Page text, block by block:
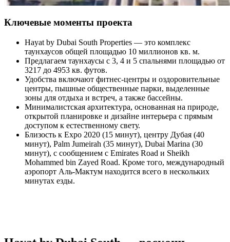
Ключевые моменты проекта
Hayat by Dubai South Properties — это комплекс
таунхаусов общей площадью 10 миллионов кв. м.
Предлагаем таунхаусы с 3, 4 и 5 спальнями площадью от
3217 до 4953 кв. футов.
Удобства включают фитнес-центры и оздоровительные
центры, пышные общественные парки, выделенные
зоны для отдыха и встреч, а также бассейны.
Минималистская архитектура, основанная на природе,
открытой планировке и дизайне интерьера с прямым
доступом к естественному свету.
Близость к Expo 2020 (15 минут), центру Дубая (40
минут), Palm Jumeirah (35 минут), Dubai Marina (30
минут), с сообщением с Emirates Road и Sheikh
Mohammed bin Zayed Road. Кроме того, международный
аэропорт Аль-Мактум находится всего в нескольких
минутах езды.